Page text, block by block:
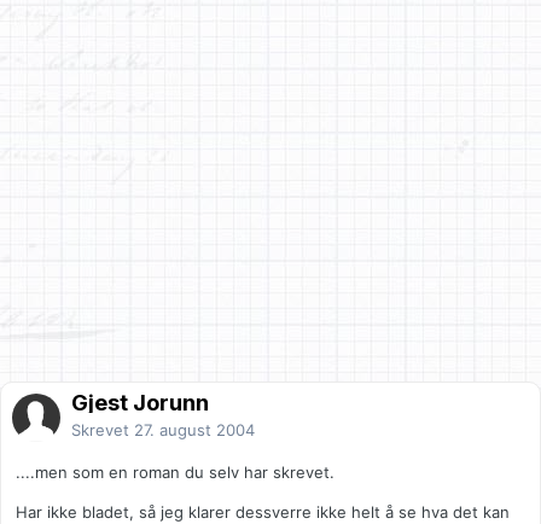
Gjest Jorunn
Skrevet 27. august 2004
....men som en roman du selv har skrevet.
Har ikke bladet, så jeg klarer dessverre ikke helt å se hva det kan